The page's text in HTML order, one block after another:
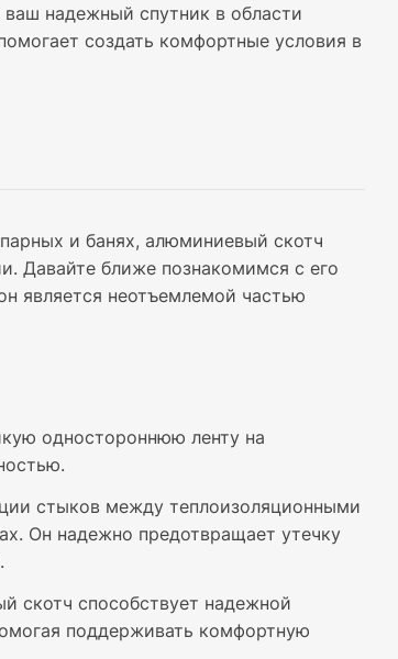
надежный спутник в области
создать комфортные условия в
и банях, алюминиевый скотч
Давайте ближе познакомимся с его
является неотъемлемой частью
одностороннюю ленту на
стыков между теплоизоляционными
Он надежно предотвращает утечку
скотч способствует надежной
поддерживать комфортную